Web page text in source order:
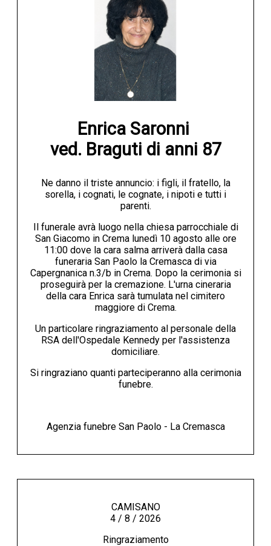
Enrica Saronni
ved. Braguti di anni 87
Ne danno il triste annuncio: i figli, il fratello, la
sorella, i cognati, le cognate, i nipoti e tutti i
parenti.
Il funerale avrà luogo nella chiesa parrocchiale di
San Giacomo in Crema lunedì 10 agosto alle ore
11:00 dove la cara salma arriverà dalla casa
funeraria San Paolo la Cremasca di via
Capergnanica n.3/b in Crema. Dopo la cerimonia si
proseguirà per la cremazione. L'urna cineraria
della cara Enrica sarà tumulata nel cimitero
maggiore di Crema.
Un particolare ringraziamento al personale della
RSA dell'Ospedale Kennedy per l'assistenza
domiciliare.
Si ringraziano quanti parteciperanno alla cerimonia
funebre.
Agenzia funebre San Paolo - La Cremasca
CAMISANO
4 / 8 / 2026
Ringraziamento